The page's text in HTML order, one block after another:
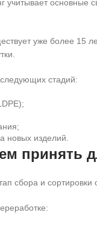
основные
уже более 15
стадий:
новых изделий.
принять
сбора и сортировки